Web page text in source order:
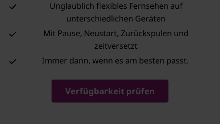
Unglaublich flexibles Fernsehen auf
unterschiedlichen Geräten
Mit Pause, Neustart, Zurückspulen und
zeitversetzt
Immer dann, wenn es am besten passt.
Verfügbarkeit prüfen